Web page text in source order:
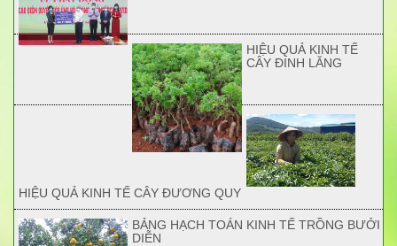
HIỆU QUẢ KINH TẾ
CÂY ĐINH LĂNG
HIỆU QUẢ KINH TẾ CÂY ĐƯƠNG QUY
BẢNG HẠCH TOÁN KINH TẾ TRỒNG BƯỞI
DIỄN